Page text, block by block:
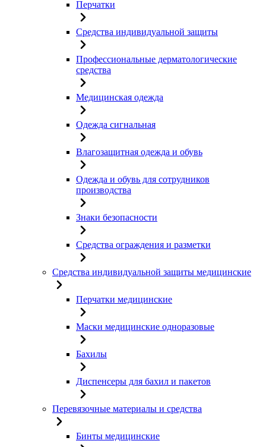
Перчатки
Средства индивидуальной защиты
Профессиональные дерматологические
средства
Медицинская одежда
Одежда сигнальная
Влагозащитная одежда и обувь
Одежда и обувь для сотрудников
производства
Знаки безопасности
Средства ограждения и разметки
Средства индивидуальной защиты медицинские
Перчатки медицинские
Маски медицинские одноразовые
Бахилы
Диспенсеры для бахил и пакетов
Перевязочные материалы и средства
Бинты медицинские